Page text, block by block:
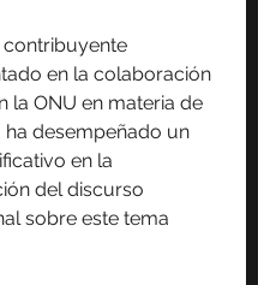
contribuyente
en la colaboración
la ONU en materia de
ha desempeñado un
en la
del discurso
sobre este tema